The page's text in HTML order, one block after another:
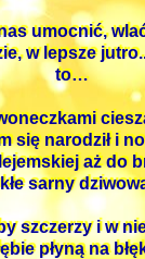
umocnić,
w lepsze
to…
się narodził i
aż do
sarny
szczerzy i w
płyną na